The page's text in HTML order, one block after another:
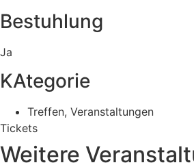
Bestuhlung
Ja
KAtegorie
Treffen, Veranstaltungen
Tickets
Weitere